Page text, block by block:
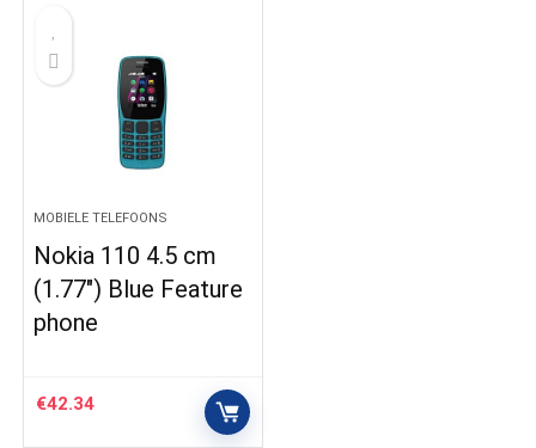
MOBIELE TELEFOONS
Nokia 110 4.5 cm
(1.77″) Blue Feature
phone
€42.34